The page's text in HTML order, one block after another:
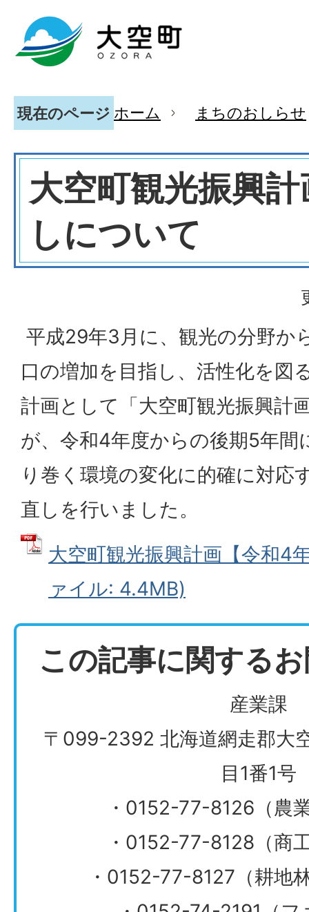
現在のページ ホーム まちのおしらせ
大空町観光振興
しについて
平成29年3月に、観光の分野か
口の増加を目指し、活性化を図
計画として「大空町観光振興計
が、令和4年度からの後期5年間
り巻く環境の変化に的確に対応
直しを行いました。
大空町観光振興計画【令和4
ァイル: 4.4MB)
この記事に関する
産業課
〒099-2392 北海道網走郡大
目1番1号
・0152-77-8126（農
・0152-77-8128（商
・0152-77-8127（耕地